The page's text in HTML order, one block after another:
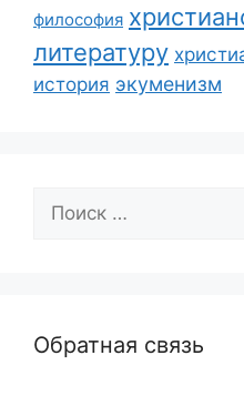
философия
литературу
история экуменизм
Поиск:
Обратная связь